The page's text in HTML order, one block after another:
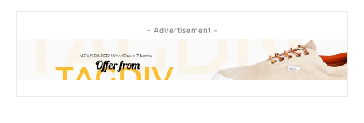
- Advertisement -